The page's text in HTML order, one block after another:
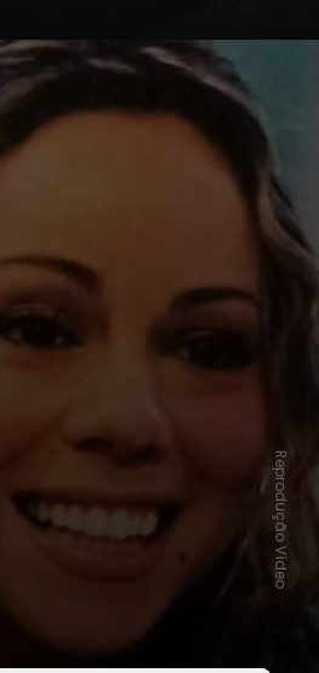
Reprodução Vídeo